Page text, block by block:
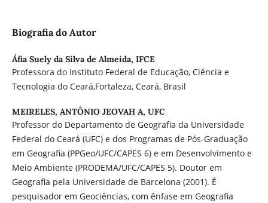
Biografia do Autor
Áfia Suely da Silva de Almeida, IFCE
Professora do Instituto Federal de Educação, Ciência e
Tecnologia do Ceará,Fortaleza, Ceará, Brasil
MEIRELES, ANTÔNIO JEOVAH A, UFC
Professor do Departamento de Geografia da Universidade
Federal do Ceará (UFC) e dos Programas de Pós-Graduação
em Geografia (PPGeo/UFC/CAPES 6) e em Desenvolvimento e
Meio Ambiente (PRODEMA/UFC/CAPES 5). Doutor em
Geografia pela Universidade de Barcelona (2001). É
pesquisador em Geociências, com ênfase em Geografia